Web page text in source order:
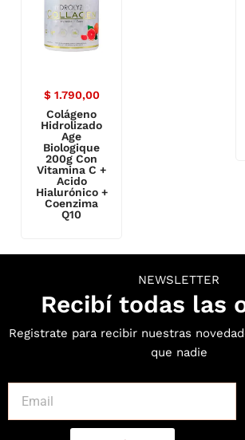
$1.790,00
Colágeno
Hidrolizado
Age
Biologique
200g Con
Vitamina C +
Acido
Hialurónico +
Coenzima
Q10
NEWSLETTER
Recibí todas las
Registrate para recibir nuestras
que nadie